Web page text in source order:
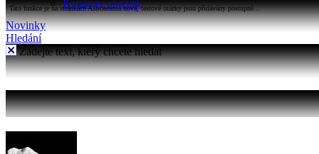
Katalogy objektů
Tato funkce je na stránkách Astronomia nová, testové otázky jsou přidávány postupně...
Novinky
Hledání
Zadejte text, který chcete hledat